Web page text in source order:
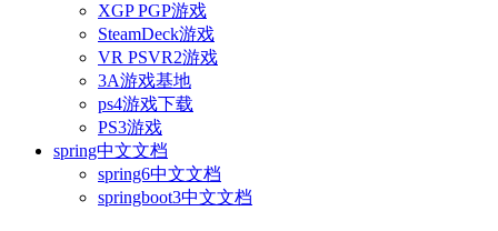
XGP PGP游戏
SteamDeck游戏
VR PSVR2游戏
3A游戏基地
ps4游戏下载
PS3游戏
spring中文文档
spring6中文文档
springboot3中文文档